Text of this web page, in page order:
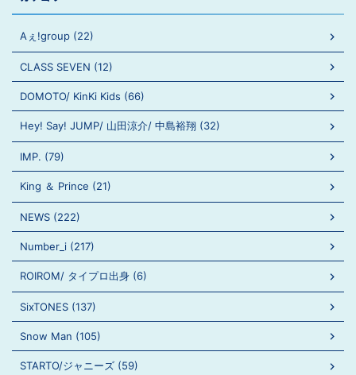
Aぇ!group (22)
CLASS SEVEN (12)
DOMOTO/ KinKi Kids (66)
Hey! Say! JUMP/ 山田涼介/ 中島裕翔 (32)
IMP. (79)
King ＆ Prince (21)
NEWS (222)
Number_i (217)
ROIROM/ タイプロ出身 (6)
SixTONES (137)
Snow Man (105)
STARTO/ジャニーズ (59)